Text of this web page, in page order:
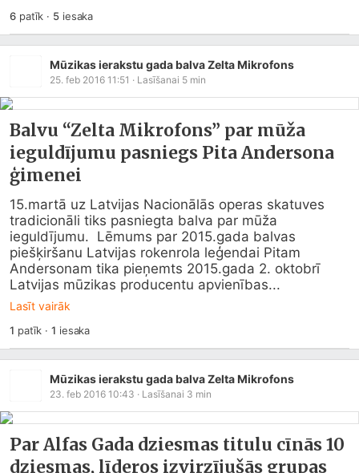
6patīk · 5iesaka
Mūzikas ierakstu gada balva Zelta Mikrofons
25. feb 2016 11:51 · Lasīšanai 5 min
Balvu “Zelta Mikrofons” par mūža
ieguldījumu pasniegs Pita Andersona
ģimenei
15.martā uz Latvijas Nacionālās operas skatuves
tradicionāli tiks pasniegta balva par mūža
ieguldījumu.  Lēmums par 2015.gada balvas
piešķiršanu Latvijas rokenrola leģendai Pitam
Andersonam tika pieņemts 2015.gada 2. oktobrī
Latvijas mūzikas producentu apvienības...
Lasīt vairāk
1 patīk ·1 iesaka
Mūzikas ierakstu gada balva Zelta Mikrofons
23. feb 2016 10:43 · Lasīšanai 3 min
Par Alfas Gada dziesmas titulu cīnās 10
dziesmas, līderos izvirzījušās grupas